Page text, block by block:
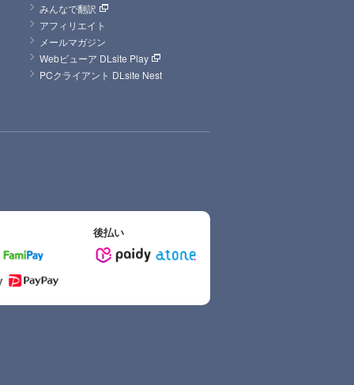
みんなで翻訳
アフィリエイト
メールマガジン
Webビューア DLsite Play
PCクライアント DLsite Nest
後払い